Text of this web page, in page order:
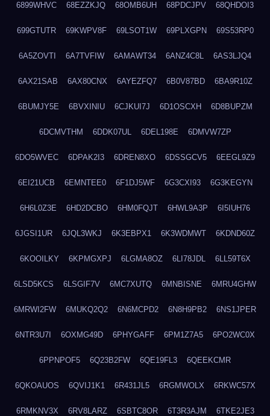
6899WHVC 68EZZKJQ 68OMB6UH 68PDCJPV 68QHDOI3
699GTUTR 69KWPV8F 69LSOT1W 69PLXGPN 69S53RP0
6A5ZOVTI 6A7TVFIW 6AMAWT34 6ANZ4C8L 6AS3LJQ4
6AX21SAB 6AX80CNX 6AYEZFQ7 6B0V87BD 6BA9R10Z
6BUMJY5E 6BVXINIU 6CJKUI7J 6D1OSCXH 6D8BUPZM
6DCMVTHM 6DDK07UL 6DEL198E 6DMVW7ZP
6DO5WVEC 6DPAK2I3 6DREN8XO 6DSSGCV5 6EEGL9Z9
6EI21UCB 6EMNTEE0 6F1DJ5WF 6G3CXI93 6G3KEGYN
6H6L0Z3E 6HD2DCBO 6HM0FQJT 6HWL9A3P 6I5IUH76
6JGSI1UR 6JQL3WKJ 6K3EBPX1 6K3WDMWT 6KDND60Z
6KOOILKY 6KPMGXPJ 6LGMA8OZ 6LI78JDL 6LL59T6X
6LSD5KCS 6LSGIF7V 6MC7XUTQ 6MNBISNE 6MRU4GHW
6MRWI2FW 6MUKQ2Q2 6N6MCPD2 6N8H9PB2 6NS1JPER
6NTR3U7I 6OXMG49D 6PHYGAFF 6PM1Z7A5 6PO2WC0X
6PPNPOF5 6Q23B2FW 6QE19FL3 6QEEKCMR
6QKOAUOS 6QVIJ1K1 6R431JL5 6RGMWOLX 6RKWC57X
6RMKNV3X 6RV8LARZ 6SBTC8OR 6T3R3AJM 6TKE2JE3